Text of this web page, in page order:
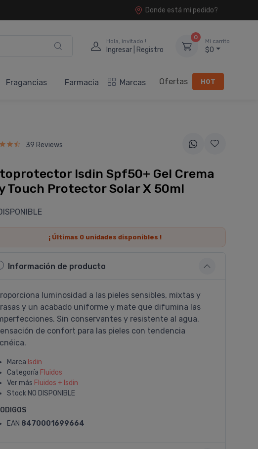
Donde está mi pedido?
Hola, invitado !
Ingresar | Registro
0
Mi carrito
$0
Fragancias Farmacia Marcas Ofertas HOT
39 Reviews
Isdin Spf50+ Gel Crema
Touch Protector Solar X 50ml
¡ Últimas 0 unidades disponibles !
Información de producto
luminosidad a las pieles sensibles, mixtas y
y un acabado uniforme y mate que difumina las
Sin conservantes y resistente al agua.
de confort para las pieles con tendencia
Marca Isdin
Categoría Fluidos
Ver más Fluidos + Isdin
Stock NO DISPONIBLE
EAN 8470001699664